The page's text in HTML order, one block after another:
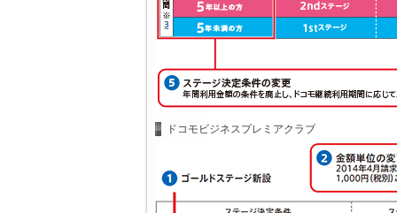
ドコモビジネスプレミアクラブ